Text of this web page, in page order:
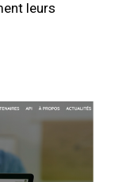
leurs